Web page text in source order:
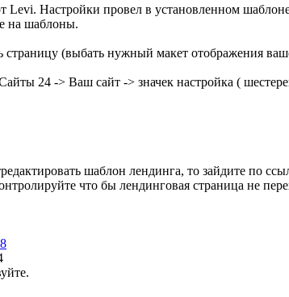
Levi. Настройки провел в установленном
на шаблоны.
страницу (выбать нужный макет отображения
24 -> Ваш сайт -> значек настройка (
шаблон лендинга, то зайдите по
что бы лендинговая страница не